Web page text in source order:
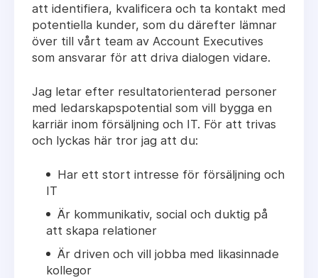
att identifiera, kvalificera och ta kontakt med
potentiella kunder, som du därefter lämnar
över till vårt team av Account Executives
som ansvarar för att driva dialogen vidare.
Jag letar efter resultatorienterad personer
med ledarskapspotential som vill bygga en
karriär inom försäljning och IT. För att trivas
och lyckas här tror jag att du:
Har ett stort intresse för försäljning och
IT
Är kommunikativ, social och duktig på
att skapa relationer
Är driven och vill jobba med likasinnade
kollegor